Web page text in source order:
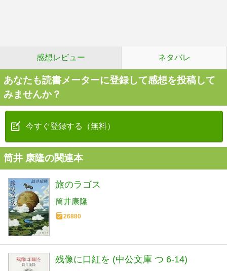
感想レビュー ネタバレ
あなたも読書メーターに登録して感想を投稿して
みませんか？
今すぐ登録する（無料）
筒井 康隆の関連本
旅のラゴス
筒井康隆
26880
残像に口紅を (中公文庫 つ 6-14)